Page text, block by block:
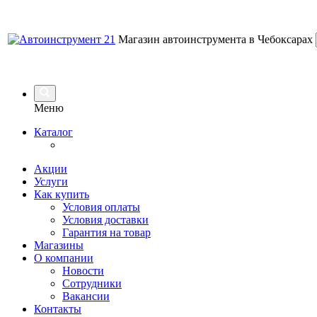
Магазин автоинструмента в Чебоксарах
Меню
Каталог
Акции
Услуги
Как купить
Условия оплаты
Условия доставки
Гарантия на товар
Магазины
О компании
Новости
Сотрудники
Вакансии
Контакты